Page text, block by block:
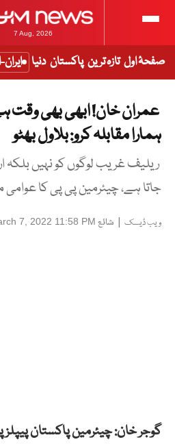
7 Aug, 2026
صفحۂ اول تازہ ترین پاکستان دنیا
عمران خان! ابھی بھی وقت
ہمارا مقابلہ کرو: بلاول بھٹو
ریلیف غریب لوگوں کو نہیں بلکہ
جاتا ہے، چیئرمین پی پی کا
ویب ڈیسک | شائع 7, 2022 11:58 PM
گوجر خان: چیئرمین پاکستان